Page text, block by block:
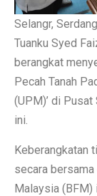
Selangr,
Tuanku Syed
berangkat
Pecah Tanah
(UPM)’ di
ini.
Keberangkatan
secara
Malaysia (BFM)